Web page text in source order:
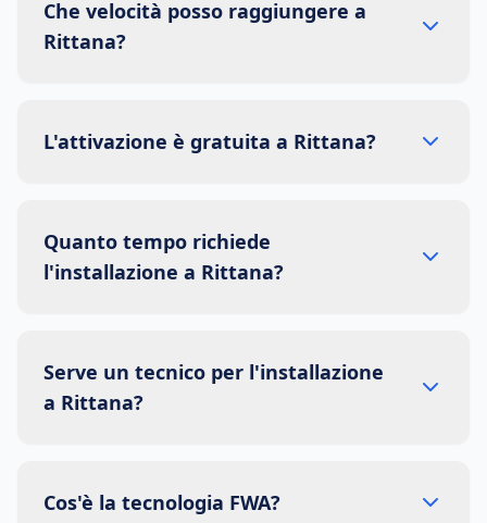
Che velocità posso raggiungere a
Rittana?
L'attivazione è gratuita a Rittana?
Quanto tempo richiede
l'installazione a Rittana?
Serve un tecnico per l'installazione
a Rittana?
Cos'è la tecnologia FWA?